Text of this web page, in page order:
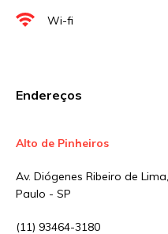
Nome
Sua avaliação
Wi-fi
Endereços
Alto de Pinheiros
Av. Diógenes Ribeiro de
Paulo - SP
(11) 93464-3180